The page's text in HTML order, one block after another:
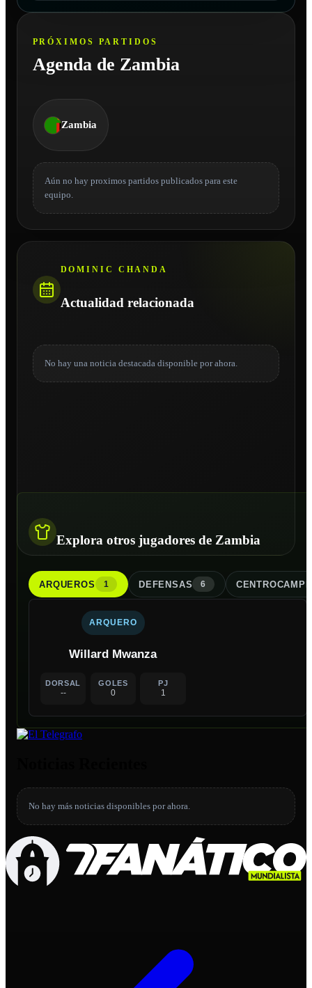
PRÓXIMOS PARTIDOS
Agenda de Zambia
Zambia
Aún no hay proximos partidos publicados para este
equipo.
DOMINIC CHANDA
Actualidad relacionada
No hay una noticia destacada disponible por ahora.
Explora otros jugadores de Zambia
ARQUEROS 1 DEFENSAS 6
ARQUERO
Willard Mwanza
DORSAL
--
GOLES
0
PJ
1
No hay más noticias disponibles por ahora.